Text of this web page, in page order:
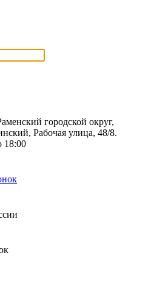
городской округ,
Рабочая улица, 48/8.
18:00